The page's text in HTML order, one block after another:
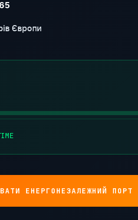
Європи
ЕНЕРГОНЕЗАЛЕЖНИЙ ПОРТ